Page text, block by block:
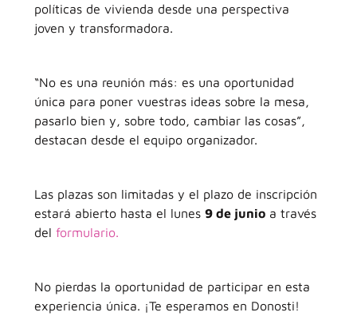
políticas de vivienda desde una perspectiva
joven y transformadora.
“No es una reunión más: es una oportunidad
única para poner vuestras ideas sobre la mesa,
pasarlo bien y, sobre todo, cambiar las cosas”,
destacan desde el equipo organizador.
Las plazas son limitadas y el plazo de inscripción
estará abierto hasta el lunes 9 de junioa través
del formulario.
No pierdas la oportunidad de participar en esta
experiencia única. ¡Te esperamos en Donosti!